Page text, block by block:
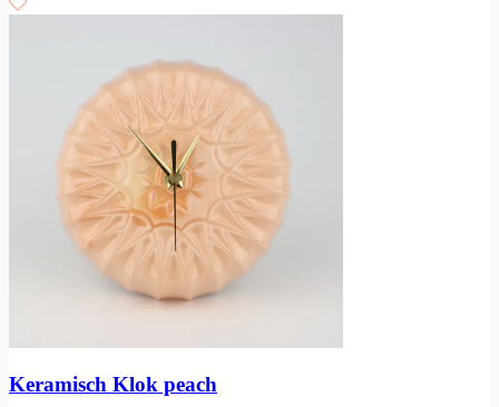
Keramisch Klok peach